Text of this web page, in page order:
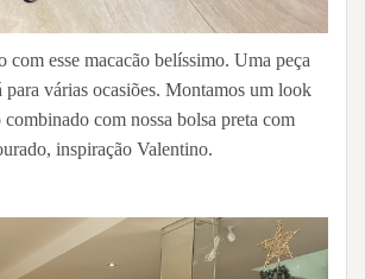
com esse macacão belíssimo. Uma peça
para várias ocasiões. Montamos um look
com nossa bolsa preta com
inspiração Valentino.